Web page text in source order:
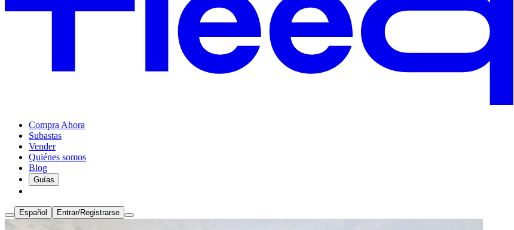
Compra Ahora
Subastas
Vender
Quiénes somos
Blog
Guías
Español Entrar/Registrarse